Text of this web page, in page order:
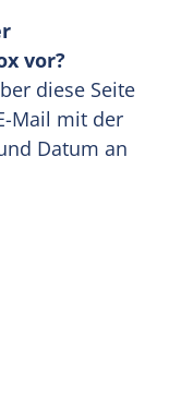
vor?
diese Seite
Mail mit der
Datum an